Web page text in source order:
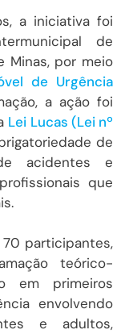
a iniciativa foi
de
Minas, por meio
de Urgência
a ação foi
Lei Lucas (Lei nº
de
acidentes e
que
participantes,
teórico-
em primeiros
envolvendo
e adultos,